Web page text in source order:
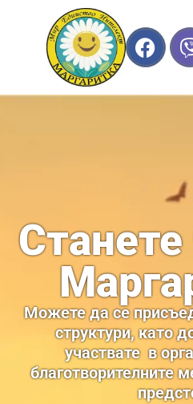
Станете
Можете да се
структури, като
участвате в
благотворителните